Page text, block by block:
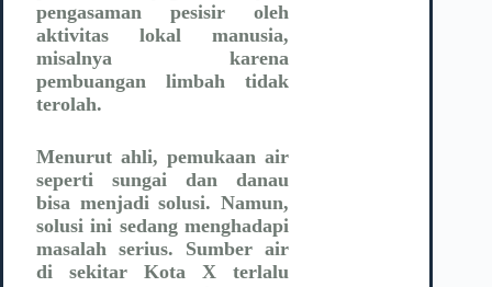
pengasaman pesisir oleh
aktivitas lokal manusia,
misalnya karena
pembuangan limbah tidak
terolah.
Menurut ahli, pemukaan air
seperti sungai dan danau
bisa menjadi solusi. Namun,
solusi ini sedang menghadapi
masalah serius. Sumber air
di sekitar Kota X terlalu